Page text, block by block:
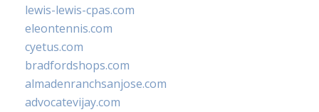
lewis-lewis-cpas.com
eleontennis.com
cyetus.com
bradfordshops.com
almadenranchsanjose.com
advocatevijay.com